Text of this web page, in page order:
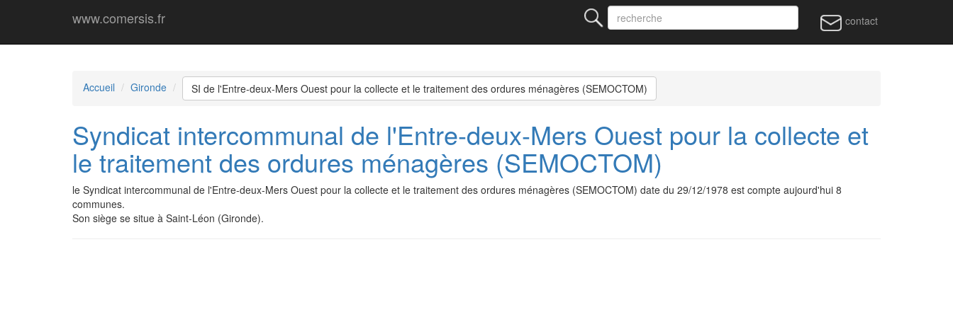
www.comersis.fr contact
Accueil Gironde SI de l'Entre-deux-Mers Ouest pour la collecte et le traitement des ordures ménagères (SEMOCTOM)
Syndicat intercommunal de l'Entre-deux-Mers Ouest pour la collecte et
le traitement des ordures ménagères (SEMOCTOM)
le Syndicat intercommunal de l'Entre-deux-Mers Ouest pour la collecte et le traitement des ordures ménagères (SEMOCTOM) date du 29/12/1978 est compte aujourd'hui 8
communes.
Son siège se situe à Saint-Léon (Gironde).